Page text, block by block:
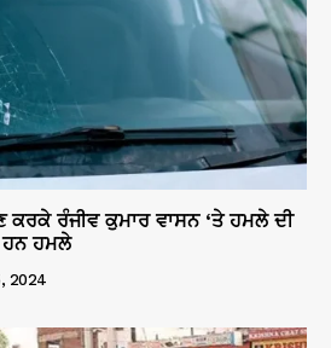
ਕਰਕੇ ਰੰਜੀਵ ਕੁਮਾਰ ਵਾਸਨ ‘ਤੇ ਹਮਲੇ ਦੀ
ਹਨ ਹਮਲੇ
2024